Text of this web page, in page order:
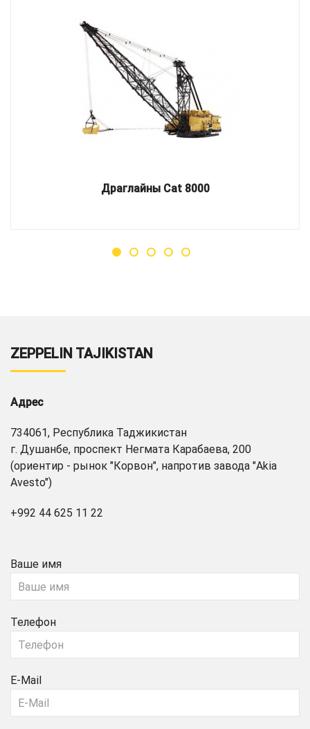
Драглайны Cat 8000
ZEPPELIN TAJIKISTAN
Адрес
734061, Республика Таджикистан
г. Душанбе, проспект Негмата Карабаева, 200
(ориентир - рынок "Корвон", напротив завода "Akia
Avesto")
+992 44 625 11 22
Ваше имя
Телефон
E-Mail